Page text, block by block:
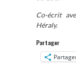
Co-écrit
Héraly.
Partager